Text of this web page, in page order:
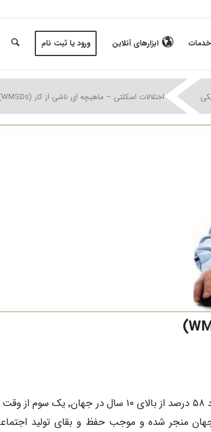
خدمات ابزارهای آنلاین ورود یا ثبت نام
| اختلالات اسکلتی – ماهیچه ای ناشی از کار (WMSDs)
بر پایه امار منتشر شده از سوی سازمان بهداشت جهانی (۱۹۹۵)٬ در حدود ۵۸ درصد از بالای ۱۰ سال
کار به تولید ۲۱.۶ تریلیون دلار در جهان منجر شده و موجب حفظ و بقای تولید